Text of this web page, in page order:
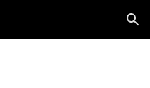
Skip to navigation